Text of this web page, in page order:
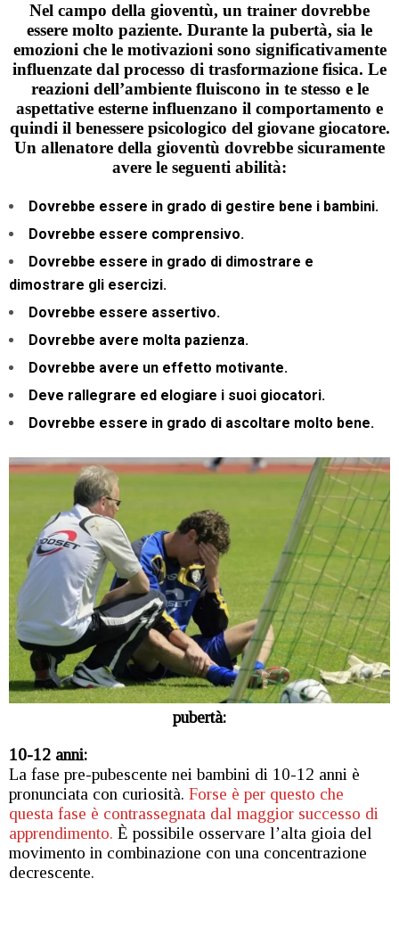
Nel campo della gioventù, un trainer dovrebbe
essere molto paziente. Durante la pubertà, sia le
emozioni che le motivazioni sono significativamente
influenzate dal processo di trasformazione fisica. Le
reazioni dell’ambiente fluiscono in te stesso e le
aspettative esterne influenzano il comportamento e
quindi il benessere psicologico del giovane giocatore.
Un allenatore della gioventù dovrebbe sicuramente
avere le seguenti abilità:
Dovrebbe essere in grado di gestire bene i bambini.
Dovrebbe essere comprensivo.
Dovrebbe essere in grado di dimostrare e
dimostrare gli esercizi.
Dovrebbe essere assertivo.
Dovrebbe avere molta pazienza.
Dovrebbe avere un effetto motivante.
Deve rallegrare ed elogiare i suoi giocatori.
Dovrebbe essere in grado di ascoltare molto bene.
pubertà:
10-12 anni:
La fase pre-pubescente nei bambini di 10-12 anni è
pronunciata con curiosità. Forse è per questo che
questa fase è contrassegnata dal maggior successo di
apprendimento. È possibile osservare l’alta gioia del
movimento in combinazione con una concentrazione
decrescente.